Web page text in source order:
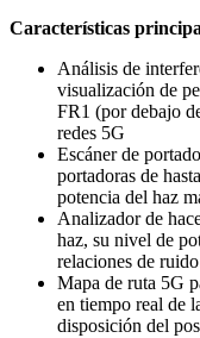
Características
Análisis de
visualización de
FR1 (por debajo
redes 5G
Escáner de
portadoras de
potencia del haz
Analizador de
haz, su nivel de
relaciones de ruido
Mapa de ruta 5G
en tiempo real de
disposición del